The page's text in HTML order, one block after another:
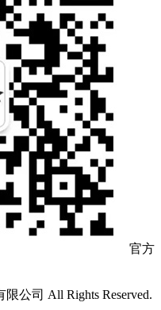
官方
公司 All Rights Reserved.